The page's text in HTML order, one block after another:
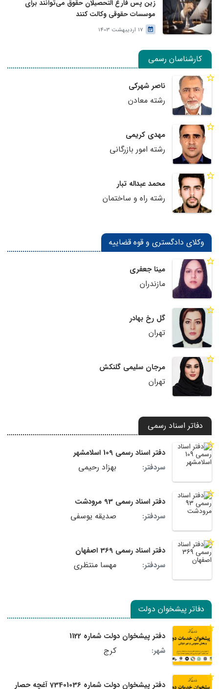
زین پس فارغ التحصیلان حقوق می‌توانند برای
موسسات حقوقی وکالت کنند
17 اردیبهشت 1403
کارشناسان رسمی
ناصر شهرکی
رشته معادن
مهدی کریمی
رشته امور بازرگانی
محمد عبداله تبار
رشته راه و ساختمان
وکلای دادگستری و قوه قضاییه
مینا جعفری
مازندران
گل رخ بهادر
تهران
مرجان سلیمی گلنکش
تهران
دفاتر اسناد رسمی
دفتر اسناد رسمی 109 اسلامشهر
سردفتر:
بهزاد رحیمی
دفتر اسناد رسمی 93 مرودشت
سردفتر:
صدیقه یوسفی
دفتر اسناد رسمی 369 اصفهان
سردفتر:
مهسا منتظری
دفاتر پیشخوان دولت
دفتر پیشخوان دولت شماره 1122
شهر:
کرج
دفتر پیشخوان دولت شماره 73401036 آغچه حصار